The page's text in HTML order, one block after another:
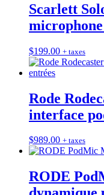
Scarlett
$199.00 + taxes
Rode
interface
$989.00 + taxes
RODE